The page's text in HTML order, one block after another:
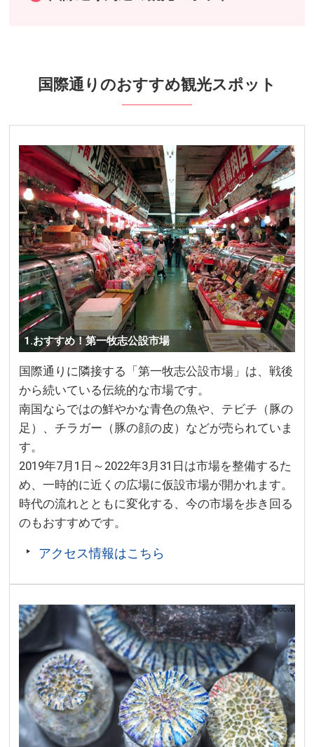
国際通りのおすすめ観光スポット
1.おすすめ！第一牧志公設市場
国際通りに隣接する「第一牧志公設市場」は、戦後
から続いている伝統的な市場です。
南国ならではの鮮やかな青色の魚や、テビチ（豚の
足）、チラガー（豚の顔の皮）などが売られていま
す。
2019年7月1日～2022年3月31日は市場を整備するた
め、一時的に近くの広場に仮設市場が開かれます。
時代の流れとともに変化する、今の市場を歩き回る
のもおすすめです。
アクセス情報はこちら